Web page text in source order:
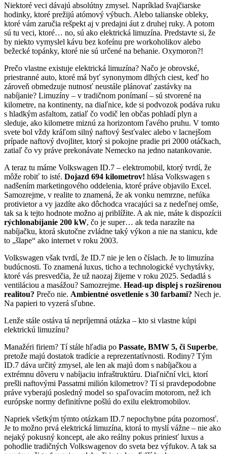
Niektoré veci dávajú absolútny zmysel. Napríklad švajčiarske
hodinky, ktoré prežijú atómový výbuch. Alebo talianske obleky,
ktoré vám zaručia rešpekt aj v predajni áut z druhej ruky. A potom
sú tu veci, ktoré… no, sú ako elektrická limuzína. Predstavte si, že
by niekto vymyslel kávu bez kofeínu pre workoholikov alebo
bežecké topánky, ktoré nie sú určené na behanie. Oxymoron?!
Prečo vlastne existuje elektrická limuzína? Načo je obrovské,
priestranné auto, ktoré má byť synonymom dlhých ciest, keď ho
zároveň obmedzuje nutnosť neustále plánovať zastávky na
nabíjanie? Limuzíny – v tradičnom ponímaní – sú stvorené na
kilometre, na kontinenty, na diaľnice, kde si podvozok podáva ruku
s hladkým asfaltom, zatiaľ čo vodič len občas pohladí plyn a
sleduje, ako kilometre miznú za horizontom ľavého pruhu. V tomto
svete bol vždy kráľom silný naftový šesťvalec alebo v lacnejšom
prípade naftový dvojliter, ktorý si pokojne pradie pri 2000 otáčkach,
zatiaľ čo vy práve prekonávate Nemecko na jedno natankovanie.
A teraz tu máme Volkswagen ID.7 – elektromobil, ktorý tvrdí, že
môže robiť to isté. Dojazd 694 kilometrov! hlása Volkswagen s
nadšením marketingového oddelenia, ktoré práve objavilo Excel.
Samozrejme, v realite to znamená, že ak vonku nemrzne, nefúka
protivietor a vy jazdíte ako dôchodca vracajúci sa z nedeľnej omše,
tak sa k tejto hodnote možno aj priblížite. A ak nie, máte k dispozícii
rýchlonabíjanie 200 kW, čo je super… ak teda narazíte na
nabíjačku, ktorá skutočne zvládne taký výkon a nie na stanicu, kde
to „šlape“ ako internet v roku 2003.
Volkswagen však tvrdí, že ID.7 nie je len o číslach. Je to limuzína
budúcnosti. To znamená luxus, ticho a technologické vychytávky,
ktoré vás presvedčia, že už naozaj žijeme v roku 2025. Sedadlá s
ventiláciou a masážou? Samozrejme. Head-up displej s rozšírenou
realitou? Prečo nie. Ambientné osvetlenie s 30 farbami? Nech je.
Na papieri to vyzerá sľubne.
Lenže stále ostáva tá nepríjemná otázka – kto si vlastne kúpi
elektrickú limuzínu?
Manažéri firiem? Tí stále hľadia po Passate, BMW 5, či Superbe,
pretože majú dostatok tradície a reprezentatívnosti. Rodiny? Tým
ID.7 dáva určitý zmysel, ale len ak majú dom s nabíjačkou a
extrémnu dôveru v nabíjaciu infraštruktúru. Diaľniční vlci, ktorí
prešli naftovými Passatmi milión kilometrov? Tí si pravdepodobne
práve vyberajú posledný model so spaľovacím motorom, než ich
európske normy definitívne pošlú do exilu elektromobilov.
Napriek všetkým týmto otázkam ID.7 nepochybne púta pozornosť.
Je to možno prvá elektrická limuzína, ktorá to myslí vážne – nie ako
nejaký pokusný koncept, ale ako reálny pokus priniesť luxus a
pohodlie tradičných Volkswagenov do sveta bez výfukov. A tak sa